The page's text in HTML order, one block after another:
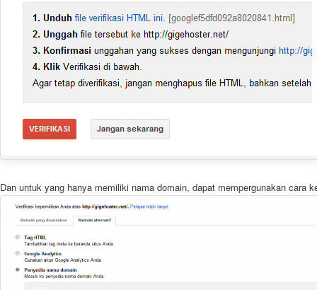
Dan untuk yang hanya memiliki nama domain, dapat mempergunakan cara